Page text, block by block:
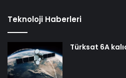
Teknoloji Haberleri
Türksat 6A